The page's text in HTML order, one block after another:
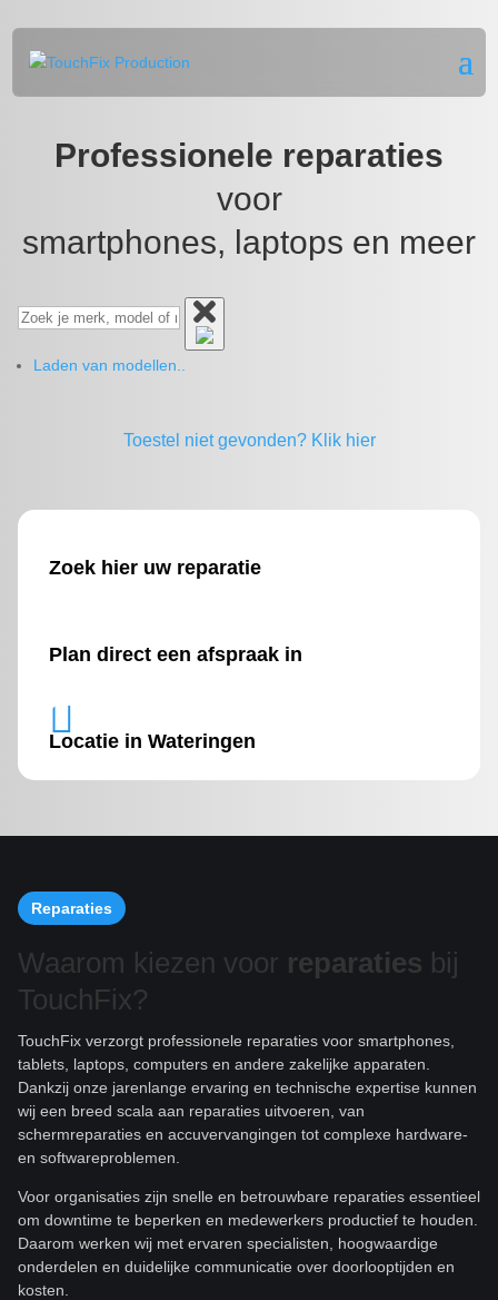
Professionele reparaties
voor
smartphones, laptops en meer
Laden van modellen..
Toestel niet gevonden? Klik hier
Zoek hier uw reparatie
Plan direct een afspraak in

Locatie in Wateringen
Reparaties
Waarom kiezen voor reparaties bij
TouchFix?
TouchFix verzorgt professionele reparaties voor smartphones,
tablets, laptops, computers en andere zakelijke apparaten.
Dankzij onze jarenlange ervaring en technische expertise kunnen
wij een breed scala aan reparaties uitvoeren, van
schermreparaties en accuvervangingen tot complexe hardware-
en softwareproblemen.
Voor organisaties zijn snelle en betrouwbare reparaties essentieel
om downtime te beperken en medewerkers productief te houden.
Daarom werken wij met ervaren specialisten, hoogwaardige
onderdelen en duidelijke communicatie over doorlooptijden en
kosten.